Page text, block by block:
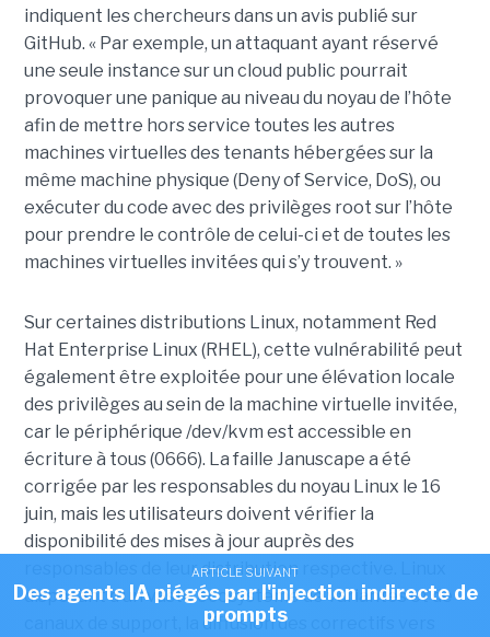
indiquent les chercheurs dans un avis publié sur
GitHub. « Par exemple, un attaquant ayant réservé
une seule instance sur un cloud public pourrait
provoquer une panique au niveau du noyau de l’hôte
afin de mettre hors service toutes les autres
machines virtuelles des tenants hébergées sur la
même machine physique (Deny of Service, DoS), ou
exécuter du code avec des privilèges root sur l’hôte
pour prendre le contrôle de celui-ci et de toutes les
machines virtuelles invitées qui s’y trouvent. »
Sur certaines distributions Linux, notamment Red
Hat Enterprise Linux (RHEL), cette vulnérabilité peut
également être exploitée pour une élévation locale
des privilèges au sein de la machine virtuelle invitée,
car le périphérique /dev/kvm est accessible en
écriture à tous (0666). La faille Januscape a été
corrigée par les responsables du noyau Linux le 16
juin, mais les utilisateurs doivent vérifier la
disponibilité des mises à jour auprès des
responsables de leur distribution respective. Linux
disposant d’un vaste écosystème de variantes et de
canaux de support, la diffusion des correctifs vers
ARTICLE SUIVANT
Des agents IA piégés par l'injection indirecte de
prompts